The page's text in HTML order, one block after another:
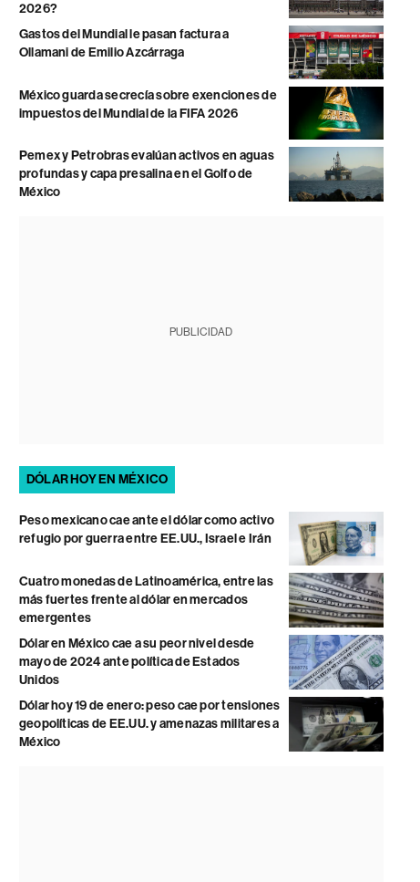
2026?
Gastos del Mundial le pasan factura a
Ollamani de Emilio Azcárraga
México guarda secrecía sobre exenciones de
impuestos del Mundial de la FIFA 2026
Pemex y Petrobras evalúan activos en aguas
profundas y capa presalina en el Golfo de
México
PUBLICIDAD
DÓLAR HOY EN MÉXICO
Peso mexicano cae ante el dólar como activo
refugio por guerra entre EE.UU., Israel e Irán
Cuatro monedas de Latinoamérica, entre las
más fuertes frente al dólar en mercados
emergentes
Dólar en México cae a su peor nivel desde
mayo de 2024 ante política de Estados
Unidos
Dólar hoy 19 de enero: peso cae por tensiones
geopolíticas de EE.UU. y amenazas militares a
México